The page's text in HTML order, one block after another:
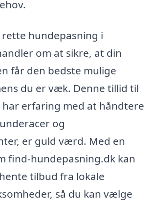
hundepasning i
om at sikre, at din
får den bedste mulige
du er væk. Denne tillid til
erfaring med at håndtere
og
er guld værd. Med en
find-hundepasning.dk kan
tilbud fra lokale
så du kan vælge